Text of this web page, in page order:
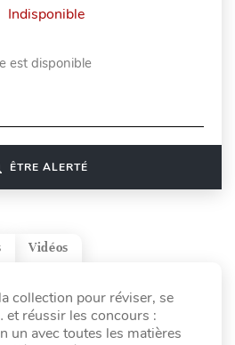
Indisponible
est disponible
ÊTRE ALERTÉ
Vidéos
collection pour réviser, se
et réussir les concours :
un avec toutes les matières